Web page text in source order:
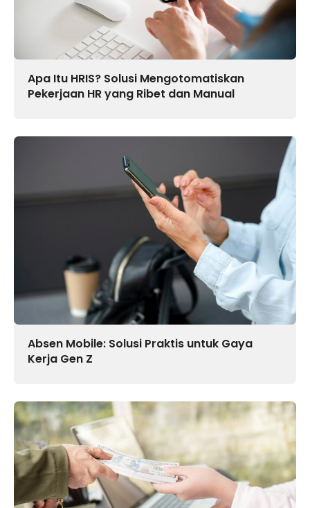
Apa Itu HRIS? Solusi Mengotomatiskan
Pekerjaan HR yang Ribet dan Manual
Absen Mobile: Solusi Praktis untuk Gaya
Kerja Gen Z